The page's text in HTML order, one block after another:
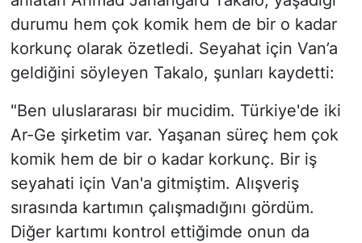
durumu hem çok komik hem de bir o kadar
korkunç olarak özetledi. Seyahat için Van’a
geldiğini söyleyen Takalo, şunları kaydetti:
"Ben uluslararası bir mucidim. Türkiye'de iki
Ar-Ge şirketim var. Yaşanan süreç hem çok
komik hem de bir o kadar korkunç. Bir iş
seyahati için Van'a gitmiştim. Alışveriş
sırasında kartımın çalışmadığını gördüm.
Diğer kartımı kontrol ettiğimde onun da